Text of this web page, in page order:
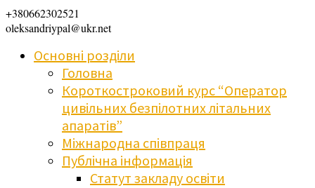
+380662302521
oleksandriypal@ukr.net
Основні розділи
Головна
Короткостроковий курс “Оператор
цивільних безпілотних літальних
апаратів”
Міжнародна співпраця
Публічна інформація
Статут закладу освіти